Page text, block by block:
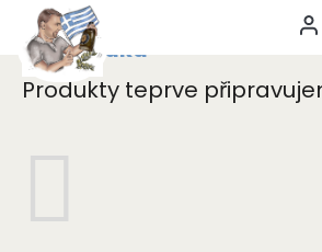
Přejít
obsah
Polosladká
Produkty teprve